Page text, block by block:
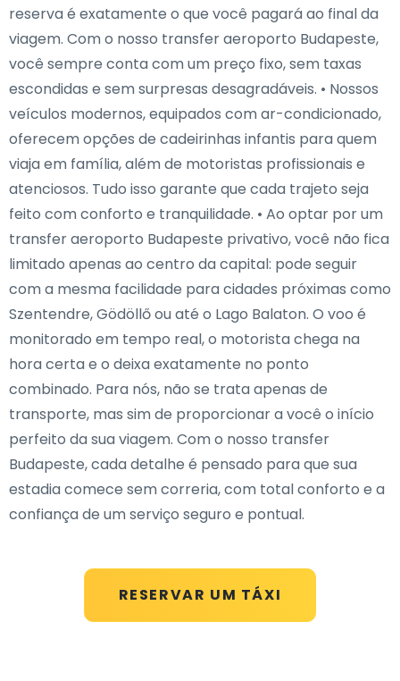
RESERVAR UM TÁXI
reserva é exatamente o que você pagará ao final da
viagem. Com o nosso transfer aeroporto Budapeste,
você sempre conta com um preço fixo, sem taxas
escondidas e sem surpresas desagradáveis. • Nossos
veículos modernos, equipados com ar-condicionado,
oferecem opções de cadeirinhas infantis para quem
viaja em família, além de motoristas profissionais e
atenciosos. Tudo isso garante que cada trajeto seja
feito com conforto e tranquilidade. • Ao optar por um
transfer aeroporto Budapeste privativo, você não fica
limitado apenas ao centro da capital: pode seguir
com a mesma facilidade para cidades próximas como
Szentendre, Gödöllő ou até o Lago Balaton. O voo é
monitorado em tempo real, o motorista chega na
hora certa e o deixa exatamente no ponto
combinado. Para nós, não se trata apenas de
transporte, mas sim de proporcionar a você o início
perfeito da sua viagem. Com o nosso transfer
Budapeste, cada detalhe é pensado para que sua
estadia comece sem correria, com total conforto e a
confiança de um serviço seguro e pontual.